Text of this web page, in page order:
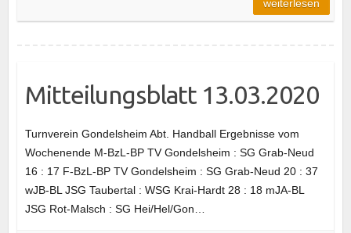
weiterlesen
Mitteilungsblatt 13.03.2020
Turnverein Gondelsheim Abt. Handball Ergebnisse vom
Wochenende M-BzL-BP TV Gondelsheim : SG Grab-Neud
16 : 17 F-BzL-BP TV Gondelsheim : SG Grab-Neud 20 : 37
wJB-BL JSG Taubertal : WSG Krai-Hardt 28 : 18 mJA-BL
JSG Rot-Malsch : SG Hei/Hel/Gon…